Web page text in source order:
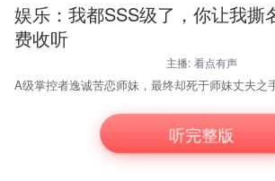
娱乐：我都SSS级了，你让我撕
费收听
主播: 看点有声
A级掌控者逸诚苦恋师妹，最终却死于师妹丈夫之手
灵魂穿越平行世界，这个世界怎么这么大？居然大
听完整版